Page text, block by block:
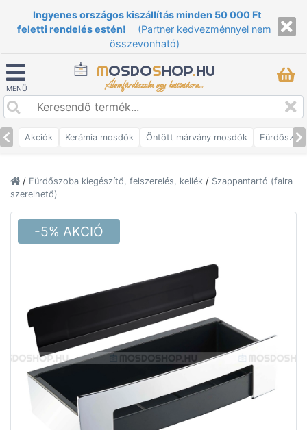
Ingyenes országos kiszállítás minden 50 000 Ft
feletti rendelés estén!
(Partner kedvezménnyel nem
összevonható)
MENÜ
MOSDOSHOP.HU
Álomfürdőszoba egy kattintásra...
Akciók Kerámia mosdók Öntött márvány mosdók
/ Fürdőszoba kiegészítő, felszerelés, kellék / Szappantartó (falra
szerelhető)
-5% AKCIÓ